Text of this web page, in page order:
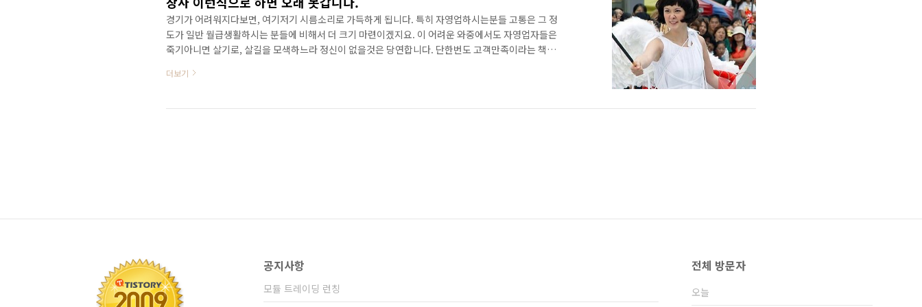
경기가 어려워지다보면, 여기저기 시름소리로 가득하게 됩니다. 특히 자영업하시는분들 고통은 그 정
도가 일반 월급생활하시는 분들에 비해서 더 크기 마련이겠지요. 이 어려운 와중에서도 자영업자들은
죽기아니면 살기로, 살길을 모색하느라 정신이 없을것은 당연합니다. 단한번도 고객만족이라는 책한
듭니다. 이것은 어찌보면 처절한 생존경쟁판에서 당연한것입니다. 그런데...ㅋㅋㅋ 이와는 반대로, 간
질않나... 저런식으로 장사해도..요즘 같을때 월세 따박따박 내면서 유지할 수 있는건가? 심히 의심드
더보기
공지사항
모듈 트레이딩 런칭
전체 방문자
오늘